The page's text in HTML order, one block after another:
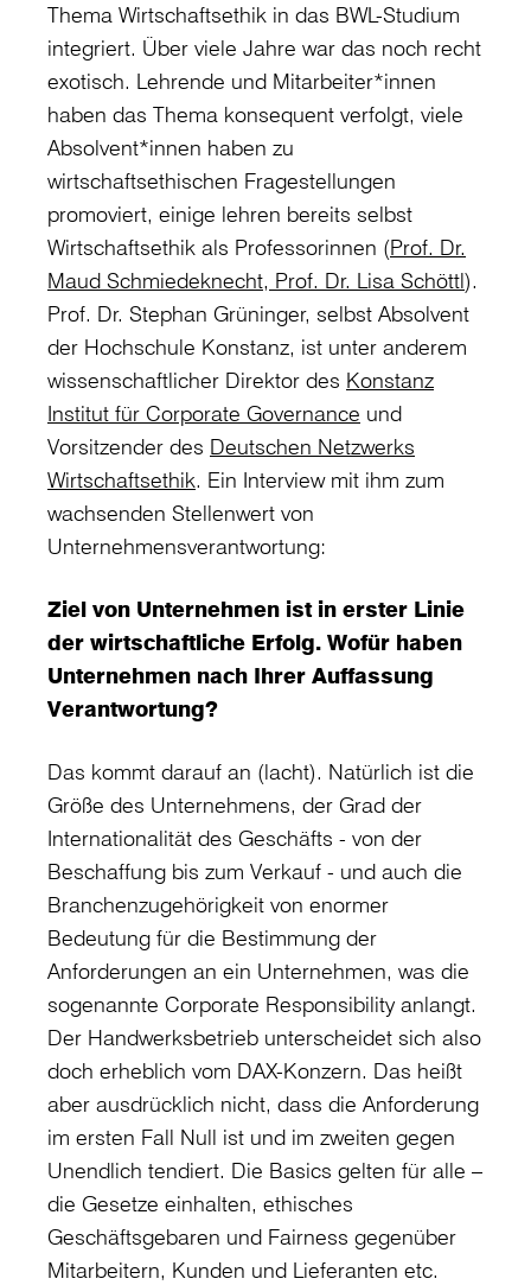
Thema Wirtschaftsethik in das BWL-Studium
integriert. Über viele Jahre war das noch recht
exotisch. Lehrende und Mitarbeiter*innen
haben das Thema konsequent verfolgt, viele
Absolvent*innen haben zu
wirtschaftsethischen Fragestellungen
promoviert, einige lehren bereits selbst
Wirtschaftsethik als Professorinnen (Prof. Dr.
Maud Schmiedeknecht, Prof. Dr. Lisa Schöttl).
Prof. Dr. Stephan Grüninger, selbst Absolvent
der Hochschule Konstanz, ist unter anderem
wissenschaftlicher Direktor des Konstanz
Institut für Corporate Governance und
Vorsitzender des Deutschen Netzwerks
Wirtschaftsethik. Ein Interview mit ihm zum
wachsenden Stellenwert von
Unternehmensverantwortung:
Ziel von Unternehmen ist in erster Linie
der wirtschaftliche Erfolg. Wofür haben
Unternehmen nach Ihrer Auffassung
Verantwortung?
Das kommt darauf an (lacht). Natürlich ist die
Größe des Unternehmens, der Grad der
Internationalität des Geschäfts - von der
Beschaffung bis zum Verkauf - und auch die
Branchenzugehörigkeit von enormer
Bedeutung für die Bestimmung der
Anforderungen an ein Unternehmen, was die
sogenannte Corporate Responsibility anlangt.
Der Handwerksbetrieb unterscheidet sich also
doch erheblich vom DAX-Konzern. Das heißt
aber ausdrücklich nicht, dass die Anforderung
im ersten Fall Null ist und im zweiten gegen
Unendlich tendiert. Die Basics gelten für alle –
die Gesetze einhalten, ethisches
Geschäftsgebaren und Fairness gegenüber
Mitarbeitern, Kunden und Lieferanten etc.